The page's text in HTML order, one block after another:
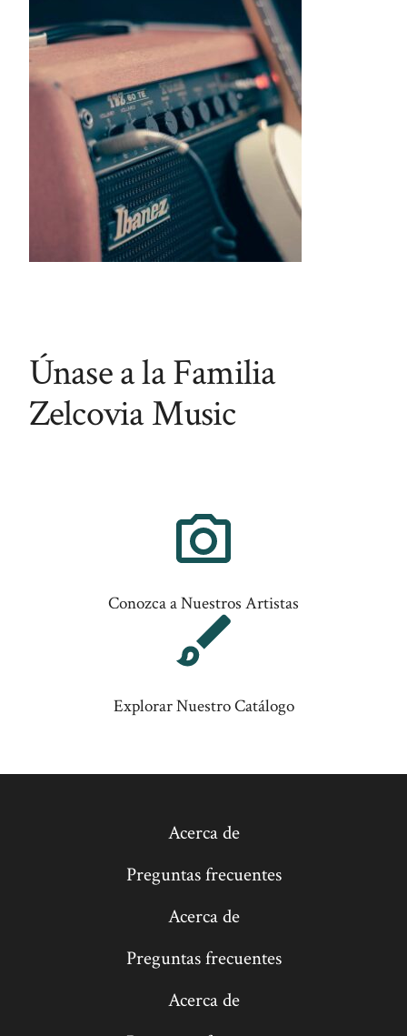
Únase a la Familia
Zelcovia Music
Conozca a Nuestros Artistas
Explorar Nuestro Catálogo
Acerca de
Preguntas frecuentes
Acerca de
Preguntas frecuentes
Acerca de